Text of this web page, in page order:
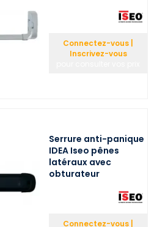
Connectez-vous |
Inscrivez-vous
Serrure anti-panique
IDEA Iseo pênes
latéraux avec
obturateur
Connectez-vous |